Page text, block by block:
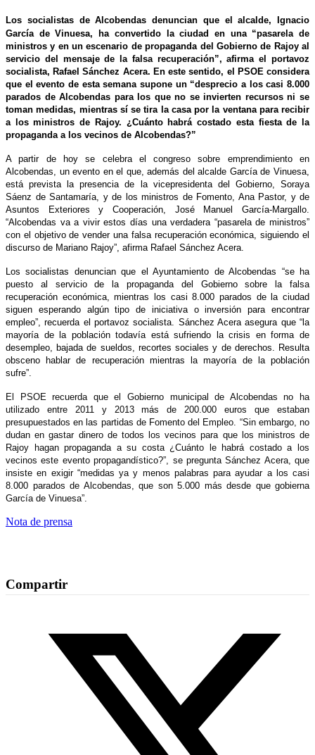
Los socialistas de Alcobendas denuncian que el alcalde, Ignacio
García de Vinuesa, ha convertido la ciudad en una “pasarela de
ministros y en un escenario de propaganda del Gobierno de Rajoy al
servicio del mensaje de la falsa recuperación”, afirma el portavoz
socialista, Rafael Sánchez Acera. En este sentido, el PSOE considera
que el evento de esta semana supone un “desprecio a los casi 8.000
parados de Alcobendas para los que no se invierten recursos ni se
toman medidas, mientras sí se tira la casa por la ventana para recibir
a los ministros de Rajoy. ¿Cuánto habrá costado esta fiesta de la
propaganda a los vecinos de Alcobendas?”
A partir de hoy se celebra el congreso sobre emprendimiento en
Alcobendas, un evento en el que, además del alcalde García de Vinuesa,
está prevista la presencia de la vicepresidenta del Gobierno, Soraya
Sáenz de Santamaría, y de los ministros de Fomento, Ana Pastor, y de
Asuntos Exteriores y Cooperación, José Manuel García-Margallo.
“Alcobendas va a vivir estos días una verdadera “pasarela de ministros”
con el objetivo de vender una falsa recuperación económica, siguiendo el
discurso de Mariano Rajoy”, afirma Rafael Sánchez Acera.
Los socialistas denuncian que el Ayuntamiento de Alcobendas “se ha
puesto al servicio de la propaganda del Gobierno sobre la falsa
recuperación económica, mientras los casi 8.000 parados de la ciudad
siguen esperando algún tipo de iniciativa o inversión para encontrar
empleo”, recuerda el portavoz socialista. Sánchez Acera asegura que “la
mayoría de la población todavía está sufriendo la crisis en forma de
desempleo, bajada de sueldos, recortes sociales y de derechos. Resulta
obsceno hablar de recuperación mientras la mayoría de la población
sufre”.
El PSOE recuerda que el Gobierno municipal de Alcobendas no ha
utilizado entre 2011 y 2013 más de 200.000 euros que estaban
presupuestados en las partidas de Fomento del Empleo. “Sin embargo, no
dudan en gastar dinero de todos los vecinos para que los ministros de
Rajoy hagan propaganda a su costa ¿Cuánto le habrá costado a los
vecinos este evento propagandístico?”, se pregunta Sánchez Acera, que
insiste en exigir “medidas ya y menos palabras para ayudar a los casi
8.000 parados de Alcobendas, que son 5.000 más desde que gobierna
García de Vinuesa”.
Nota de prensa
Compartir